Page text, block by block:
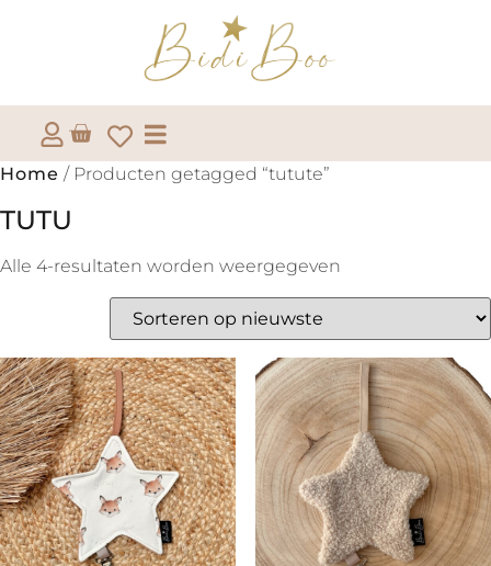
Home / Producten getagged “tutute”
TUTU
Alle 4-resultaten worden weergegeven